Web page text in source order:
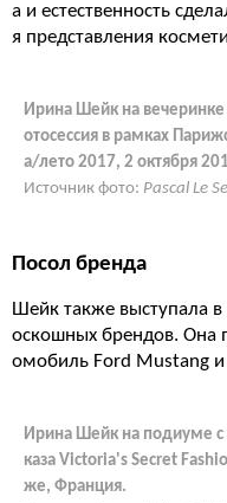
а и естественность
я представления
Ирина Шейк на вечеринке
отосессия в рамках
а/лето 2017, 2 октября
Источник фото: Pascal Le
Посол бренда
Шейк также выступала в
оскошных брендов. Она
омобиль Ford Mustang
Ирина Шейк на подиуме с
каза Victoria's Secret
же, Франция.